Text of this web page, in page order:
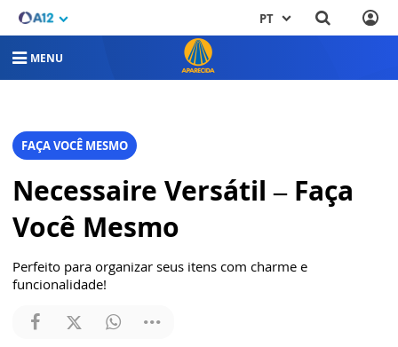
PT
MENU
FAÇA VOCÊ MESMO
Necessaire Versátil – Faça
Você Mesmo
Perfeito para organizar seus itens com charme e
funcionalidade!